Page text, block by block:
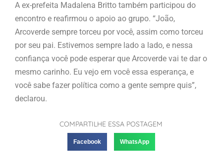
A ex-prefeita Madalena Britto também participou do
encontro e reafirmou o apoio ao grupo. “João,
Arcoverde sempre torceu por você, assim como torceu
por seu pai. Estivemos sempre lado a lado, e nessa
confiança você pode esperar que Arcoverde vai te dar o
mesmo carinho. Eu vejo em você essa esperança, e
você sabe fazer política como a gente sempre quis”,
declarou.
COMPARTILHE ESSA POSTAGEM
Facebook WhatsApp